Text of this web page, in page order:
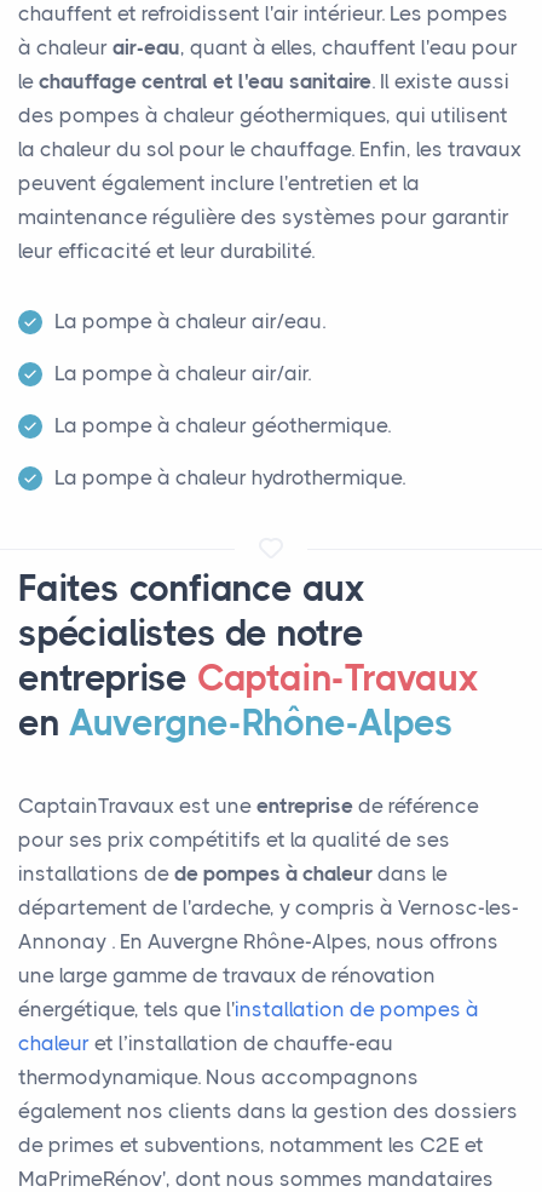
chauffent et refroidissent l'air intérieur. Les pompes
à chaleur air-eau, quant à elles, chauffent l'eau pour
le chauffage central et l'eau sanitaire. Il existe aussi
des pompes à chaleur géothermiques, qui utilisent
la chaleur du sol pour le chauffage. Enfin, les travaux
peuvent également inclure l'entretien et la
maintenance régulière des systèmes pour garantir
leur efficacité et leur durabilité.
La pompe à chaleur air/eau.
La pompe à chaleur air/air.
La pompe à chaleur géothermique.
La pompe à chaleur hydrothermique.
Faites confiance aux
spécialistes de notre
entreprise Captain-Travaux
enAuvergne-Rhône-Alpes
CaptainTravaux est une entreprise de référence
pour ses prix compétitifs et la qualité de ses
installations de de pompes à chaleur dans le
département de l'ardeche, y compris à Vernosc-les-
Annonay . En Auvergne Rhône-Alpes, nous offrons
une large gamme de travaux de rénovation
énergétique, tels que l'installation de pompes à
chaleur et l’installation de chauffe-eau
thermodynamique. Nous accompagnons
également nos clients dans la gestion des dossiers
de primes et subventions, notamment les C2E et
MaPrimeRénov', dont nous sommes mandataires